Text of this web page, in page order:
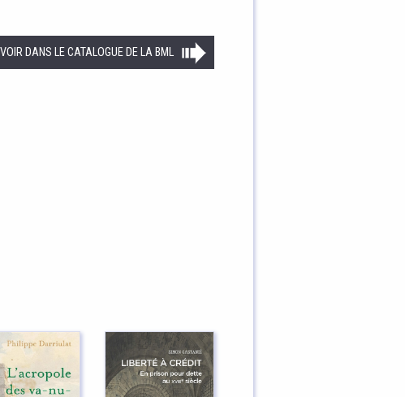
VOIR DANS LE CATALOGUE DE LA BML